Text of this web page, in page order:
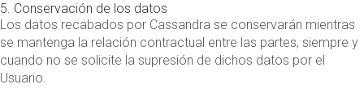
5. Conservación de los datos
Los datos recabados por Cassandra se conservarán mientras
se mantenga la relación contractual entre las partes, siempre y
cuando no se solicite la supresión de dichos datos por el
Usuario.